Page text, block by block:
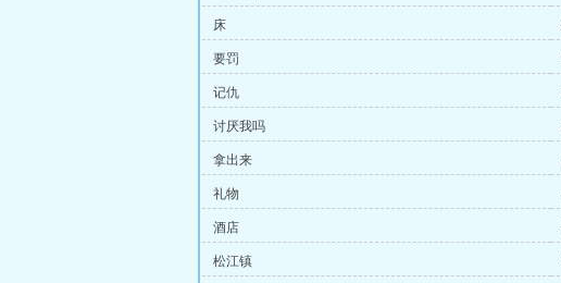
床
要罚
记仇
讨厌我吗
拿出来
礼物
酒店
松江镇